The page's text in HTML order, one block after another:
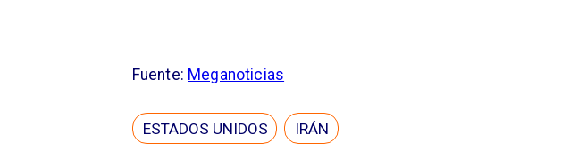
Fuente: Meganoticias
ESTADOS UNIDOS IRÁN